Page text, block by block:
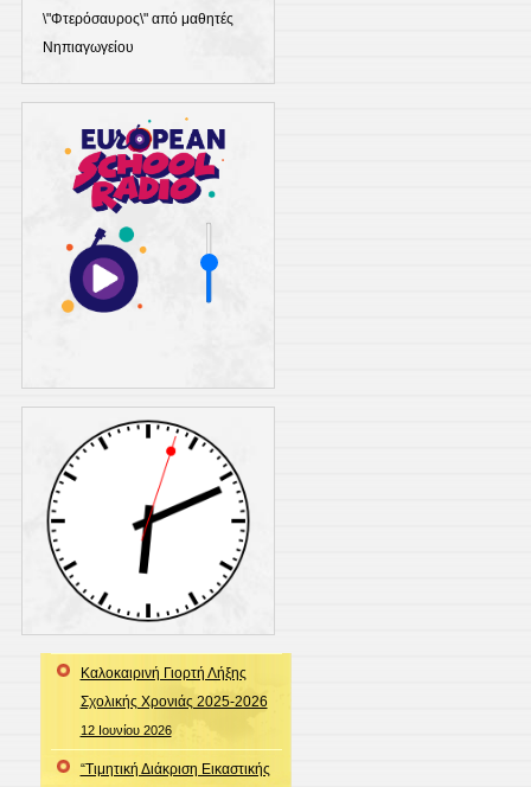
\"Φτερόσαυρος\" από μαθητές
Νηπιαγωγείου
Καλοκαιρινή Γιορτή Λήξης
Σχολικής Χρονιάς 2025-2026
12 Ιουνίου 2026
“Τιμητική Διάκριση Εικαστικής